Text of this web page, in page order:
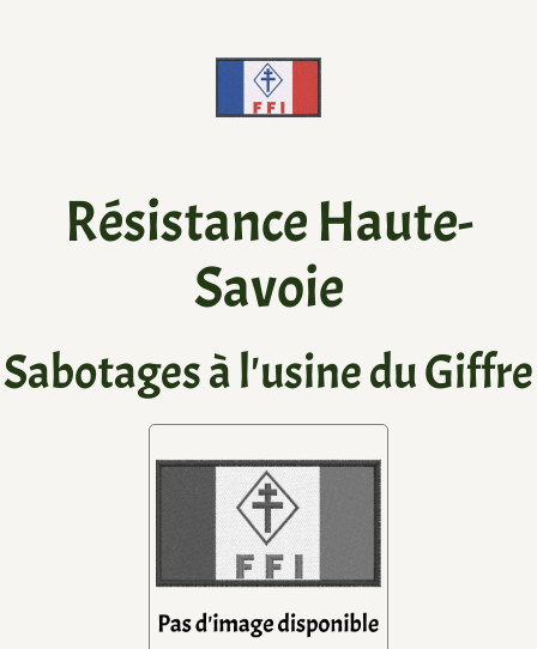
Résistance Haute-
Savoie
Sabotages à l'usine du Giffre